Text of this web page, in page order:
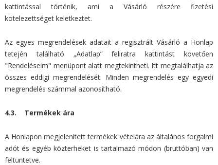
kattintással történik, ami a Vásárló részére fizetési
kötelezettséget keletkeztet.
Az egyes megrendelések adatait a regisztrált Vásárló a Honlap
tetején található „Adatlap” feliratra kattintást követően
"Rendeléseim" menüpont alatt megtekintheti. Itt megtalálhatja az
összes eddigi megrendelését. Minden megrendelés egy egyedi
megrendelés számmal azonosítható.
4.3. Termékek ára
A Honlapon megjelenített termékek vételára az általános forgalmi
adót és egyéb közterheket is tartalmazó módon (bruttóban) van
feltüntetve.